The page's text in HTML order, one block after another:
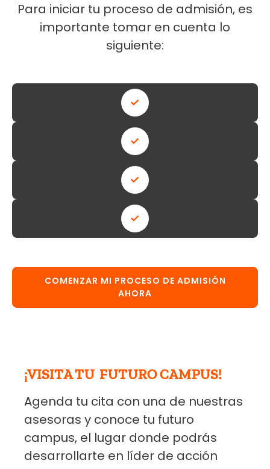
Para iniciar tu proceso de admisión, es
importante tomar en cuenta lo
siguiente:
COMENZAR MI PROCESO DE ADMISIÓN
AHORA
¡VISITA TU FUTURO CAMPUS!
Agenda tu cita con una de nuestras
asesoras y conoce tu futuro
campus, el lugar donde podrás
desarrollarte en líder de acción